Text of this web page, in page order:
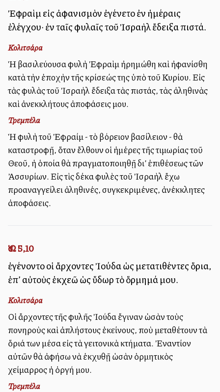
Ἐφραὶμ εἰς ἀφανισμὸν ἐγένετο ἐν ἡμέραις
ἐλέγχου· ἐν ταῖς φυλαῖς τοῦ Ἰσραὴλ ἔδειξα πιστά.
Κολιτσάρα
Ἡ βασιλεύουσα φυλὴ Ἐφραὶμ ἠρημώθη καὶ ἠφανίσθη
κατὰ τὴν ἐποχὴν τῆς κρίσεώς της ὑπὸ τοῦ Κυρίου. Εἰς
τὰς φυλὰς τοῦ Ἰσραὴλ ἔδειξα τὰς πιστάς, τὰς ἀληθινὰς
καὶ ἀνεκκλήτους ἀποφάσεις μου.
Τρεμπέλα
Ἡ φυλὴ τοῦ Ἐφραίμ - τὸ βόρειον βασίλειον - θὰ
καταστροφῇ, ὅταν ἔλθουν οἱ ἡμέρες τῆς τιμωρίας τοῦ
Θεοῦ, ἡ ὁποία θὰ πραγματοποιηθῇ δι’ ἐπιθέσεως τῶν
Ἀσσυρίων. Εἰς τὶς δέκα φυλὲς τοῦ Ἰσραὴλ ἔχω
προαναγγείλει ἀληθινές, συγκεκριμένες, ἀνέκκλητες
ἀποφάσεις.
Ὡσ. 5,10
ἐγένοντο οἱ ἄρχοντες Ἰούδα ὡς μετατιθέντες ὅρια,
ἐπ’ αὐτοὺς ἐκχεῶ ὡς ὕδωρ τὸ ὅρμημά μου.
Κολιτσάρα
Οἱ ἄρχοντες τῆς φυλῆς Ἰούδα ἔγιναν ὡσὰν τοὺς
πονηροὺς καὶ ἀπλήστους ἐκείνους, ποὺ μεταθέτουν τὰ
ὅριά των μέσα εἰς τὰ γειτονικὰ κτήματα. Ἐναντίον
αὐτῶν θὰ ἀφήσω νὰ ἐκχυθῇ ὡσὰν ὁρμητικὸς
χείμαρρος ἡ ὀργή μου.
Τρεμπέλα